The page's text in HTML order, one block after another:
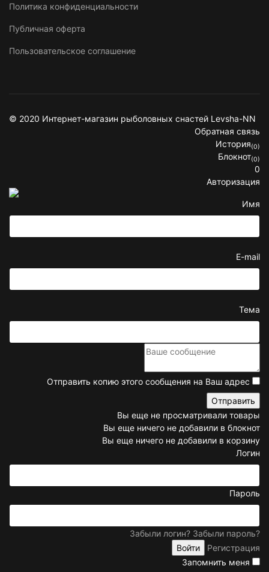
Политика конфиденциальности
Публичная оферта
Пользовательское соглашение
© 2020 Интернет-магазин рыболовных снастей Levsha-NN
Обратная связь
История(0)
Блокнот(0)
0
Авторизация
Имя
E-mail
Тема
Отправить копию этого сообщения на Ваш адрес
Вы еще не просматривали товары
Вы еще ничего не добавили в блокнот
Вы еще ничего не добавили в корзину
Логин
Пароль
Забыли логин? Забыли пароль?
Регистрация
Запомнить меня